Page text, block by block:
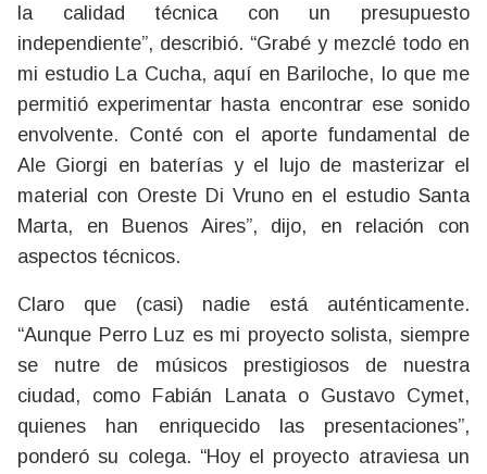
la calidad técnica con un presupuesto
independiente”, describió. “Grabé y mezclé todo en
mi estudio La Cucha, aquí en Bariloche, lo que me
permitió experimentar hasta encontrar ese sonido
envolvente. Conté con el aporte fundamental de
Ale Giorgi en baterías y el lujo de masterizar el
material con Oreste Di Vruno en el estudio Santa
Marta, en Buenos Aires”, dijo, en relación con
aspectos técnicos.
Claro que (casi) nadie está auténticamente.
“Aunque Perro Luz es mi proyecto solista, siempre
se nutre de músicos prestigiosos de nuestra
ciudad, como Fabián Lanata o Gustavo Cymet,
quienes han enriquecido las presentaciones”,
ponderó su colega. “Hoy el proyecto atraviesa un